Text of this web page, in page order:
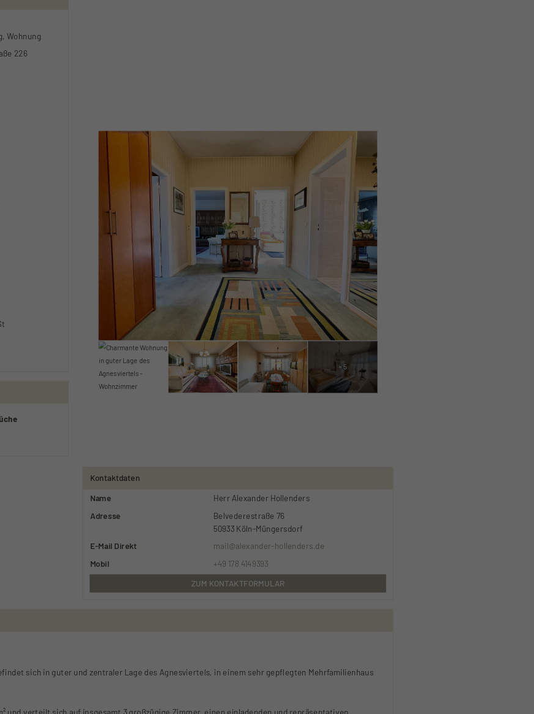
+ 5
Kontaktdaten
Name
Herr Alexander Hollenders
Adresse
Belvederestraße 76
50933 Köln-Müngersdorf
E-Mail Direkt
mail@alexander-hollenders.de
Mobil
+49 178 4149393
ZUM KONTAKTFORMULAR
Wohnung
226
sich in guter und zentraler Lage des Agnesviertels, in einem sehr gepflegten Mehrfamilienhaus
und verteilt sich auf insgesamt 3 großzügige Zimmer, einen einladenden und repräsentativen